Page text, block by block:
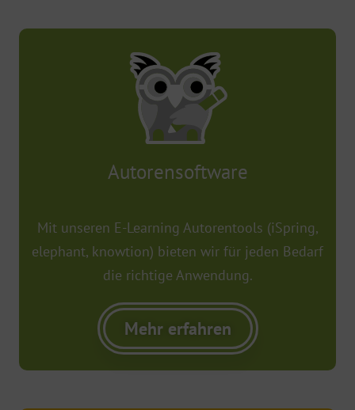
Autorensoftware​
Mit unseren E-Learning Autorentools (iSpring,
elephant, knowtion) bieten wir für jeden Bedarf
die richtige Anwendung.
Mehr erfahren